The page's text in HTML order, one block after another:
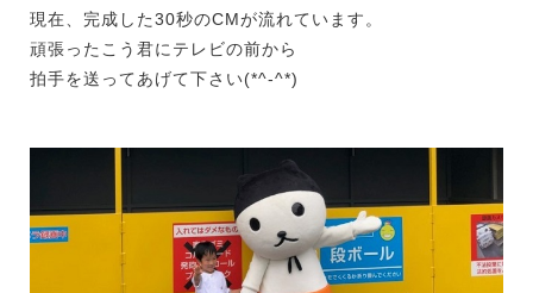
現在、完成した30秒のCMが流れています。
頑張ったこう君にテレビの前から
拍手を送ってあげて下さい(*^-^*)